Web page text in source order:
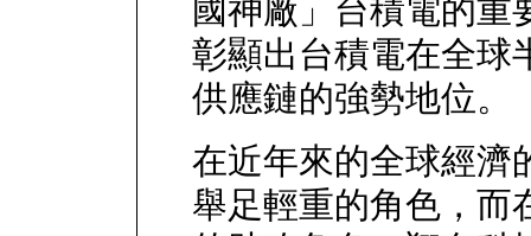
國神廠」台積電的重
彰顯出台積電在全球
供應鏈的強勢地位。
在近年來的全球經濟
舉足輕重的角色，而